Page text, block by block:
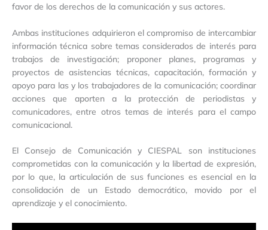
favor de los derechos de la comunicación y sus actores.
Ambas instituciones adquirieron el compromiso de intercambiar
información técnica sobre temas considerados de interés para
trabajos de investigación; proponer planes, programas y
proyectos de asistencias técnicas, capacitación, formación y
apoyo para las y los trabajadores de la comunicación; coordinar
acciones que aporten a la protección de periodistas y
comunicadores, entre otros temas de interés para el campo
comunicacional.
El Consejo de Comunicación y CIESPAL son instituciones
comprometidas con la comunicación y la libertad de expresión,
por lo que, la articulación de sus funciones es esencial en la
consolidación de un Estado democrático, movido por el
aprendizaje y el conocimiento.